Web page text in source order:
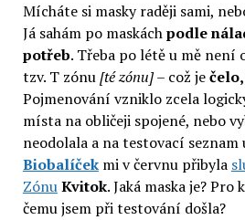
Mícháte si masky raději sami,
Já sahám po maskáchpodle
potřeb. Třeba po létě u mě není
tzv. T zónu[té zónu]– což je
Pojmenování vzniklo zcela
místa na obličeji spojené, nebo
neodolala a na testovací
Biobalíčekmi v červnu přibyla
ZónuKvitok. Jaká maska je? Pro
čemu jsem při testování došla?